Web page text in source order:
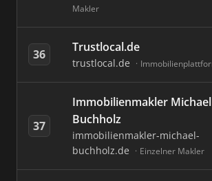
Makler
36 Trustlocal.de
trustlocal.de
37
Immobilienmakler Michael
Buchholz
immobilienmakler-michael-
buchholz.de
Einzelner Makler